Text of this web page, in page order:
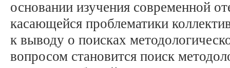
основании изучения современной
касающейся проблематики
к выводу о поисках
вопросом становится поиск